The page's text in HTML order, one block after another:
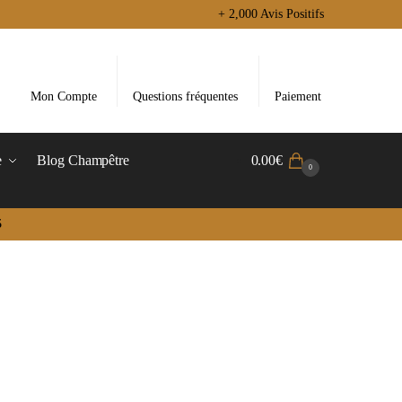
+ 2,000 Avis Positifs
Mon Compte Questions fréquentes Paiement
Blog Champêtre 0.00€ 0